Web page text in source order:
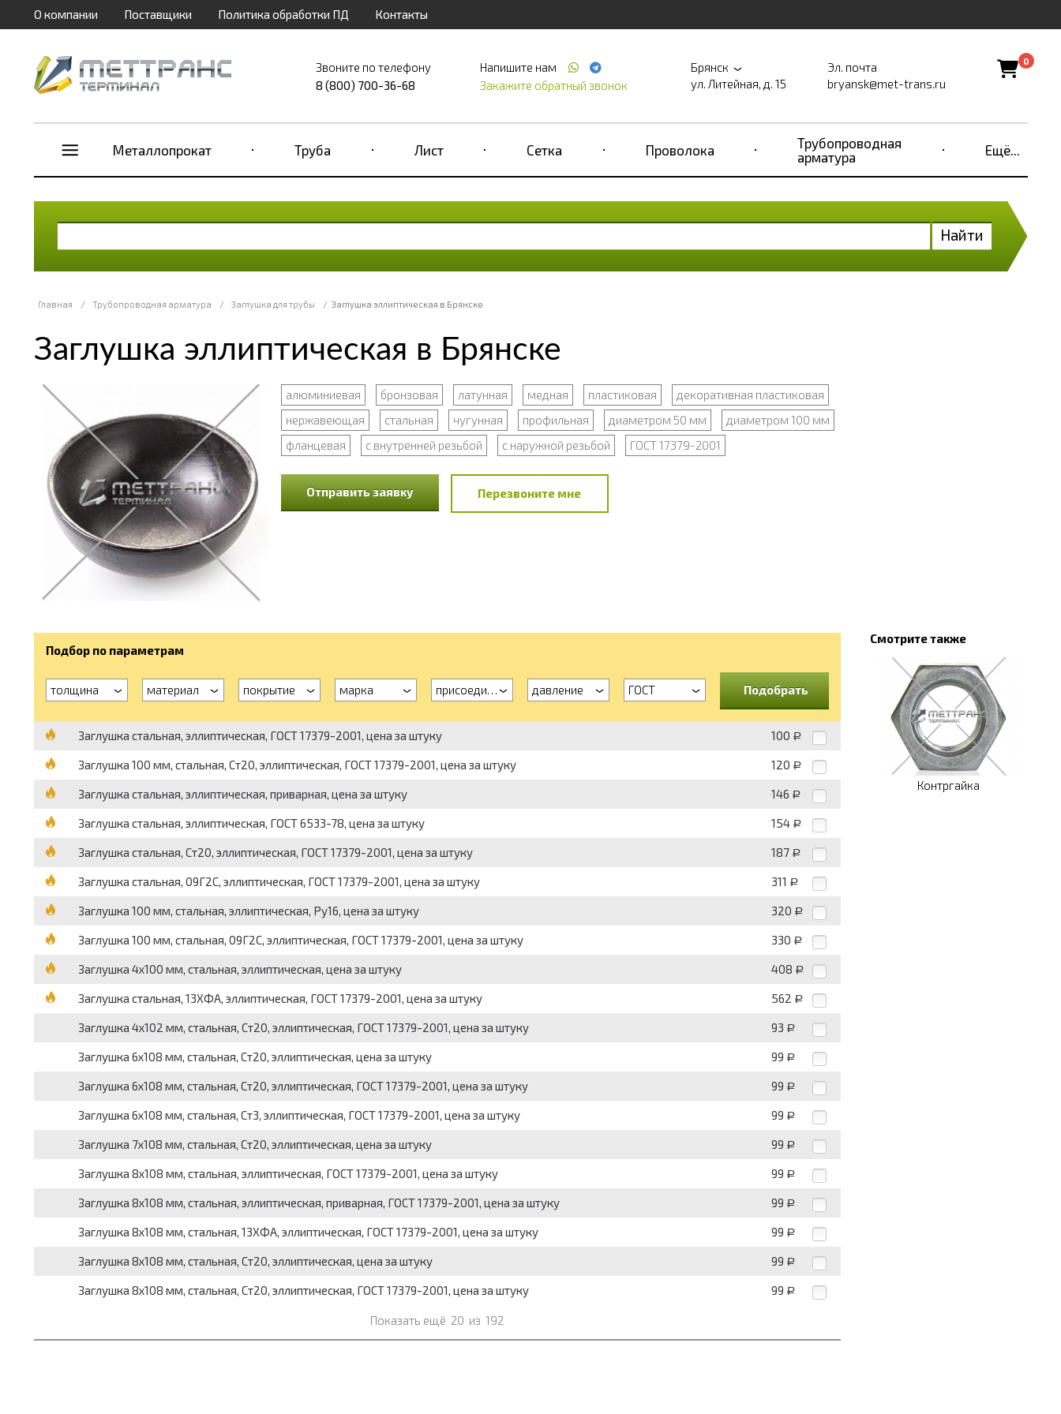
О компании Поставщики Политика обработки ПД Контакты
Звоните по телефону
8 (800) 700-36-68
Напишите нам
Закажите обратный звонок
Брянск
ул. Литейная, д. 15
Эл. почта
bryansk@met-trans.ru
0
Металлопрокат Труба Лист Сетка Проволока
Трубопроводная
арматура
Ещё...
Найти
Главная / Трубопроводная арматура / Заглушка для трубы / Заглушка эллиптическая в Брянске
Заглушка эллиптическая в Брянске
алюминиевая бронзовая латунная медная пластиковая
декоративная пластиковая
нержавеющая
стальная чугунная профильная диаметром 50 мм
диаметром 100 мм
фланцевая
с внутренней резьбой с наружной резьбой ГОСТ 17379-2001
Отправить заявку Перезвоните мне
Подбор по параметрам
толщина материал покрытие марка присоединение давление ГОСТ Подобрать
Заглушка стальная, эллиптическая, ГОСТ 17379-2001, цена за штуку 100 Р
Заглушка 100 мм, стальная, Ст20, эллиптическая, ГОСТ 17379-2001, цена за штуку 120 Р
Заглушка стальная, эллиптическая, приварная, цена за штуку 146 Р
Заглушка стальная, эллиптическая, ГОСТ 6533-78, цена за штуку 154 Р
Заглушка стальная, Ст20, эллиптическая, ГОСТ 17379-2001, цена за штуку 187 Р
Заглушка стальная, 09Г2С, эллиптическая, ГОСТ 17379-2001, цена за штуку 311 Р
Заглушка 100 мм, стальная, эллиптическая, Ру16, цена за штуку 320 Р
Заглушка 100 мм, стальная, 09Г2С, эллиптическая, ГОСТ 17379-2001, цена за штуку 330 Р
Заглушка 4х100 мм, стальная, эллиптическая, цена за штуку 408 Р
Заглушка стальная, 13ХФА, эллиптическая, ГОСТ 17379-2001, цена за штуку 562 Р
Заглушка 4х102 мм, стальная, Ст20, эллиптическая, ГОСТ 17379-2001, цена за штуку 93 Р
Заглушка 6х108 мм, стальная, Ст20, эллиптическая, цена за штуку 99 Р
Заглушка 6х108 мм, стальная, Ст20, эллиптическая, ГОСТ 17379-2001, цена за штуку 99 Р
Заглушка 6х108 мм, стальная, Ст3, эллиптическая, ГОСТ 17379-2001, цена за штуку 99 Р
Заглушка 7х108 мм, стальная, Ст20, эллиптическая, цена за штуку 99 Р
Заглушка 8х108 мм, стальная, эллиптическая, ГОСТ 17379-2001, цена за штуку 99 Р
Заглушка 8х108 мм, стальная, эллиптическая, приварная, ГОСТ 17379-2001, цена за штуку 99 Р
Заглушка 8х108 мм, стальная, 13ХФА, эллиптическая, ГОСТ 17379-2001, цена за штуку 99 Р
Заглушка 8х108 мм, стальная, Ст20, эллиптическая, цена за штуку 99 Р
Заглушка 8х108 мм, стальная, Ст20, эллиптическая, ГОСТ 17379-2001, цена за штуку 99 Р
Показать ещё 20 из 192
Смотрите также
Контргайка